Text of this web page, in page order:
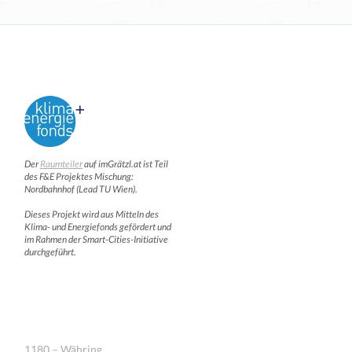
DerRaumteilerauf imGrätzl.at ist Teil
des F&E Projektes Mischung:
Nordbahnhof (Lead TU Wien).
Dieses Projekt wird aus Mitteln des
Klima- und Energiefonds gefördert und
im Rahmen der Smart-Cities-Initiative
durchgeführt.
1180 – Währing